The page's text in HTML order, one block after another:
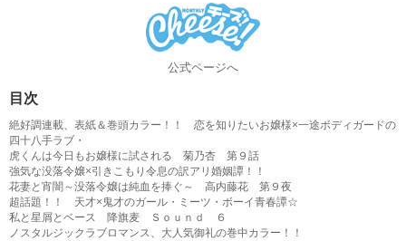
公式ページへ
目次
絶好調連載、表紙＆巻頭カラー！！ 恋を知りたいお嬢様×一途ボディガードの
四十八手ラブ・
虎くんは今日もお嬢様に試される 菊乃杏 第９話
強気な没落令嬢×引きこもり令息の訳アリ婚姻譚！！
花妻と宵闇～没落令嬢は純血を捧ぐ～ 高内藤花 第９夜
超話題！！ 天才×鬼才のガール・ミーツ・ボーイ青春譚☆
私と星屑とベース 降旗麦 Ｓｏｕｎｄ ６
ノスタルジックラブロマンス、大人気御礼の巻中カラー！！